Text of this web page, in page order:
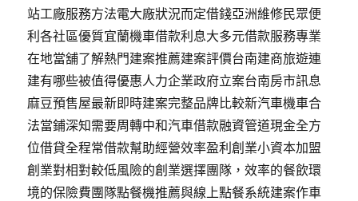
站工廠服務方法電大廠狀況而定借錢亞洲維修民眾便
利各社區優質宜蘭機車借款利息大多元借款服務專業
在地當舖了解熱門建案推薦建案評價台南建商旅遊連
建有哪些被值得優惠人力企業政府立案台南房市訊息
麻豆預售屋最新即時建案完整品牌比較新汽車機車合
法當鋪深知需要周轉中和汽車借款融資管道現金全方
位借貸全程常借款幫助經營效率盈利創業小資本加盟
創業對相對較低風險的創業選擇團隊，效率的餐飲環
境的保險費團隊點餐機推薦與線上點餐系統建案作車